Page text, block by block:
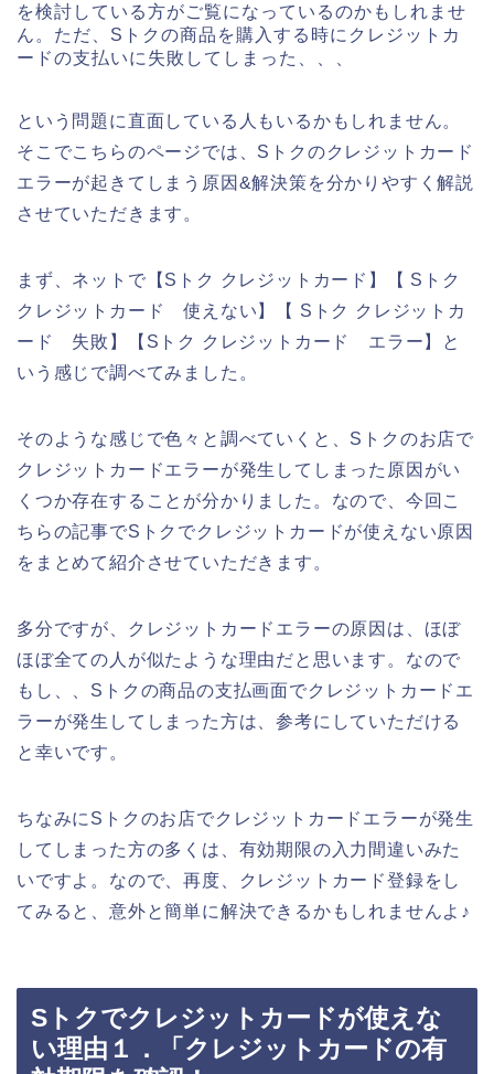
を検討している方がご覧になっているのかもしれませ
ん。ただ、Sトクの商品を購入する時にクレジットカ
ードの支払いに失敗してしまった、、、
という問題に直面している人もいるかもしれません。
そこでこちらのページでは、Sトクのクレジットカード
エラーが起きてしまう原因&解決策を分かりやすく解説
させていただきます。
まず、ネットで【Sトク クレジットカード】【 Sトク
クレジットカード 使えない】【 Sトク クレジットカ
ード 失敗】【Sトク クレジットカード エラー】と
いう感じで調べてみました。
そのような感じで色々と調べていくと、Sトクのお店で
クレジットカードエラーが発生してしまった原因がい
くつか存在することが分かりました。なので、今回こ
ちらの記事でSトクでクレジットカードが使えない原因
をまとめて紹介させていただきます。
多分ですが、クレジットカードエラーの原因は、ほぼ
ほぼ全ての人が似たような理由だと思います。なので
もし、、Sトクの商品の支払画面でクレジットカードエ
ラーが発生してしまった方は、参考にしていただける
と幸いです。
ちなみにSトクのお店でクレジットカードエラーが発生
してしまった方の多くは、有効期限の入力間違いみた
いですよ。なので、再度、クレジットカード登録をし
てみると、意外と簡単に解決できるかもしれませんよ♪
Sトクでクレジットカードが使えな
い理由１．「クレジットカードの有